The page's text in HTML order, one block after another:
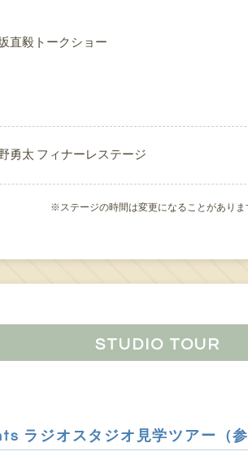
直毅トークショー
勇太 フィナーレステージ
※ステージの時間は変更になることがありま
STUDIO TOUR
ラジオスタジオ見学ツアー（